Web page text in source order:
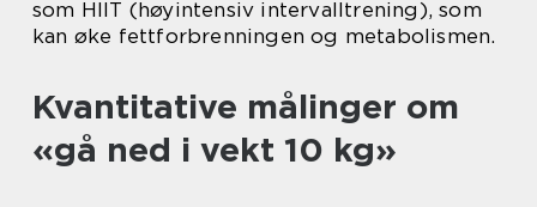
som HIIT (høyintensiv intervalltrening), som
kan øke fettforbrenningen og metabolismen.
Kvantitative målinger om
«gå ned i vekt 10 kg»